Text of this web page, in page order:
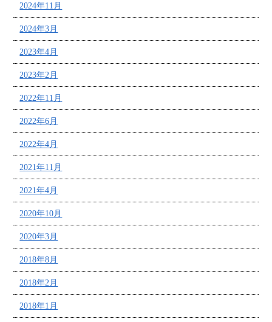
2024年11月
2024年3月
2023年4月
2023年2月
2022年11月
2022年6月
2022年4月
2021年11月
2021年4月
2020年10月
2020年3月
2018年8月
2018年2月
2018年1月